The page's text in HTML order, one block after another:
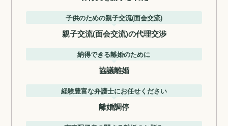
子供のための親子交流(面会交流)
親子交流(面会交流)の代理交渉
納得できる離婚のために
協議離婚
経験豊富な弁護士にお任せください
離婚調停